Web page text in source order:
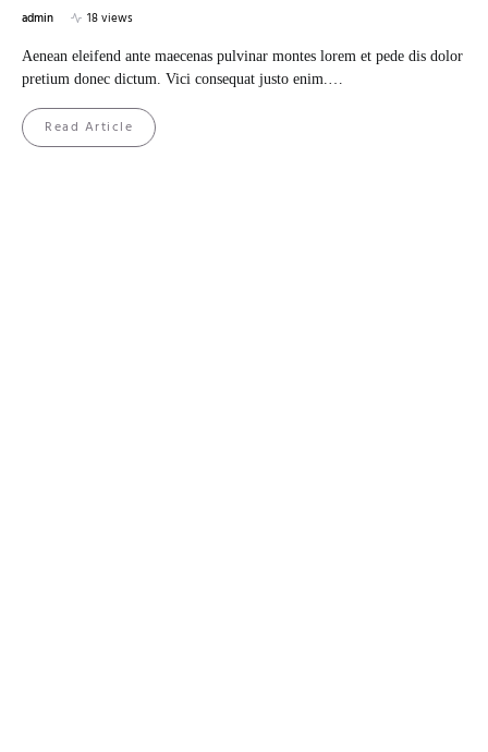
admin 18 views
Aenean eleifend ante maecenas pulvinar montes lorem et pede dis dolor
pretium donec dictum. Vici consequat justo enim.…
Read Article